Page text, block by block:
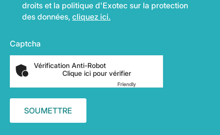
droits et la politique d'Exotec sur la protection
des données, cliquez ici.
Captcha
Vérification Anti-Robot
Clique ici pour vérifier
FriendlyCaptcha ⇗